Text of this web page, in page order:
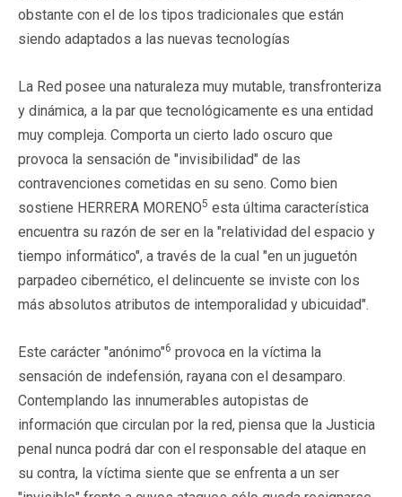
obstante con el de los tipos tradicionales que están
siendo adaptados a las nuevas tecnologías
La Red posee una naturaleza muy mutable, transfronteriza
y dinámica, a la par que tecnológicamente es una entidad
muy compleja. Comporta un cierto lado oscuro que
provoca la sensación de "invisibilidad" de las
contravenciones cometidas en su seno. Como bien
sostiene HERRERA MORENO5 esta última característica
encuentra su razón de ser en la "relatividad del espacio y
tiempo informático", a través de la cual "en un juguetón
parpadeo cibernético, el delincuente se inviste con los
más absolutos atributos de intemporalidad y ubicuidad".
Este carácter "anónimo"6 provoca en la víctima la
sensación de indefensión, rayana con el desamparo.
Contemplando las innumerables autopistas de
información que circulan por la red, piensa que la Justicia
penal nunca podrá dar con el responsable del ataque en
su contra, la víctima siente que se enfrenta a un ser